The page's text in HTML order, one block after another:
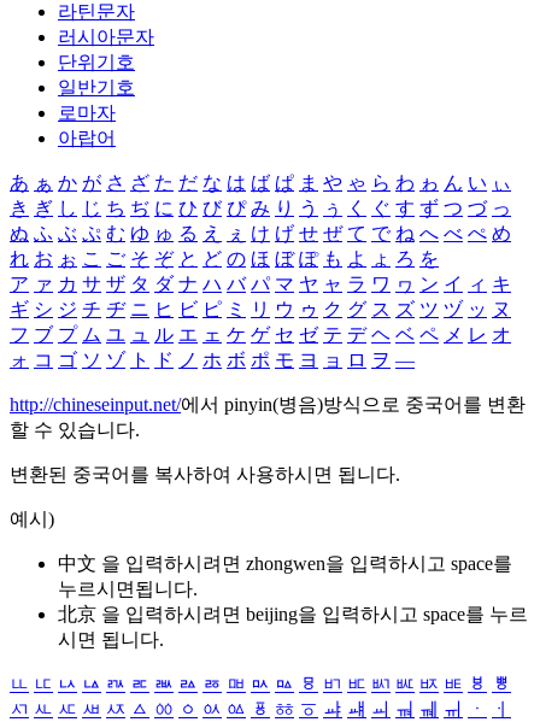
라틴문자
러시아문자
단위기호
일반기호
로마자
아랍어
あ ぁ か が さ ざ た だ な は ば ぱ ま や ゃ ら わ ゎ ん い ぃ
き ぎ し じ ち ぢ に ひ び ぴ み り う ぅ く ぐ す ず つ づ っ
ぬ ふ ぶ ぷ む ゆ ゅ る え ぇ け げ せ ぜ て で ね へ べ ぺ め
れ お ぉ こ ご そ ぞ と ど の ほ ぼ ぽ も よ ょ ろ を
ア ァ カ サ ザ タ ダ ナ ハ バ パ マ ヤ ャ ラ ワ ヮ ン イ ィ キ
ギ シ ジ チ ヂ ニ ヒ ビ ピ ミ リ ウ ゥ ク グ ス ズ ツ ヅ ッ ヌ
フ ブ プ ム ユ ュ ル エ ェ ケ ゲ セ ゼ テ デ ヘ ベ ペ メ レ オ
ォ コ ゴ ソ ゾ ト ド ノ ホ ボ ポ モ ヨ ョ ロ ヲ ―
http://chineseinput.net/에서 pinyin(병음)방식으로 중국어를 변환
할 수 있습니다.
변환된 중국어를 복사하여 사용하시면 됩니다.
예시)
中文 을 입력하시려면 zhongwen을 입력하시고 space를
누르시면됩니다.
北京 을 입력하시려면 beijing을 입력하시고 space를 누르
시면 됩니다.
ㅥ ㅦ ㅧ ㅨ ㅩ ㅪ ㅫ ㅬ ㅭ ㅮ ㅯ ㅰ ㅱ ㅲ ㅳ ㅴ ㅵ ㅶ ㅷ ㅸ
ㅹ
ㅺ ㅻ ㅼ ㅽ ㅾ ㅿ ㆀ ㆁ ㆂ ㆃ ㆄ ㆅ ㆆ ㆇ ㆈ ㆉ ㆊ ㆋ ㆌ ㆍ
ㆎ